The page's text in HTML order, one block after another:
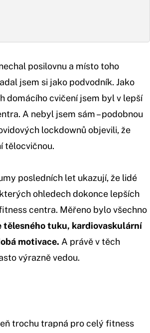
posilovnu a místo toho
jsem si jako podvodník. Jako
domácího cvičení jsem byl v lepší
A nebyl jsem sám – podobnou
lockdownů objevili, že
tělocvičnou.
posledních let ukazují, že lidé
ohledech dokonce lepších
centra. Měřeno bylo všechno
tělesného tuku, kardiovaskulární
motivace. A právě v těch
výrazně vedou.
trochu trapná pro celý fitness